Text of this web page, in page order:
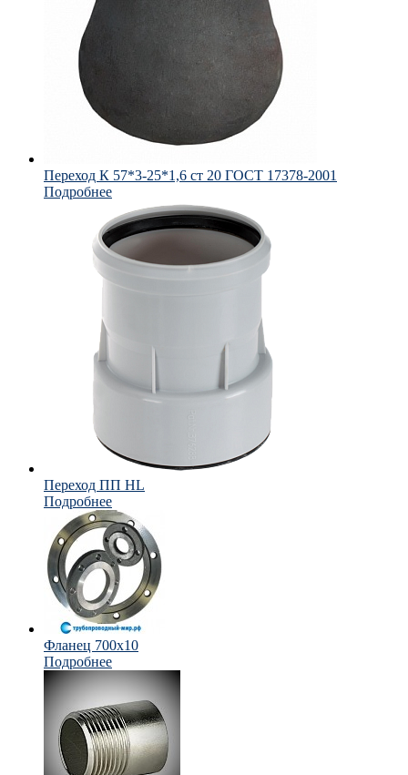
Переход К 57*3-25*1,6 ст 20 ГОСТ 17378-2001
Подробнее
Переход ПП HL
Подробнее
Фланец 700х10
Подробнее